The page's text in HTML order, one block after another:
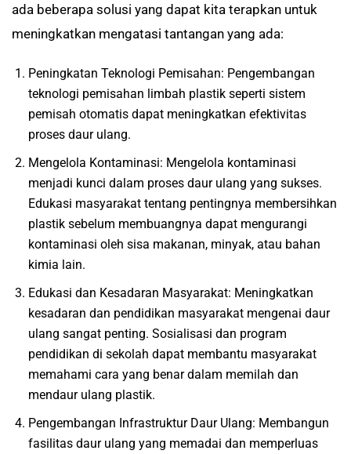
ada beberapa solusi yang dapat kita terapkan untuk
meningkatkan mengatasi tantangan yang ada:
Peningkatan Teknologi Pemisahan: Pengembangan
teknologi pemisahan limbah plastik seperti sistem
pemisah otomatis dapat meningkatkan efektivitas
proses daur ulang.
Mengelola Kontaminasi: Mengelola kontaminasi
menjadi kunci dalam proses daur ulang yang sukses.
Edukasi masyarakat tentang pentingnya membersihkan
plastik sebelum membuangnya dapat mengurangi
kontaminasi oleh sisa makanan, minyak, atau bahan
kimia lain.
Edukasi dan Kesadaran Masyarakat: Meningkatkan
kesadaran dan pendidikan masyarakat mengenai daur
ulang sangat penting. Sosialisasi dan program
pendidikan di sekolah dapat membantu masyarakat
memahami cara yang benar dalam memilah dan
mendaur ulang plastik.
Pengembangan Infrastruktur Daur Ulang: Membangun
fasilitas daur ulang yang memadai dan memperluas